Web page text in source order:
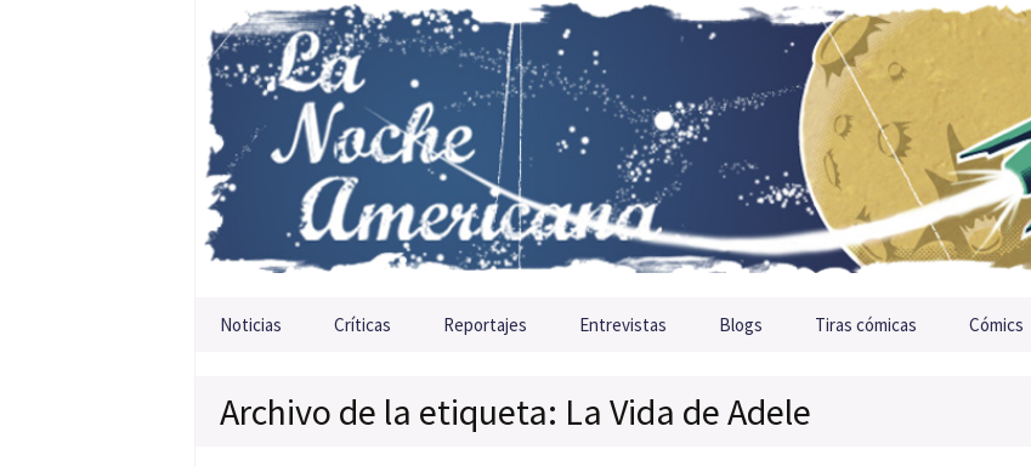
Saltar al contenido
Noticias Críticas Reportajes Entrevistas Blogs Tiras cómicas Cómics
Archivo de la etiqueta: La Vida de Adele